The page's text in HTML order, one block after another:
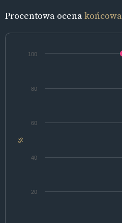
Procentowa ocenakońcowa
%
20
40
60
80
100